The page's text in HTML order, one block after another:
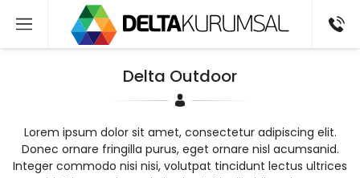
Delta Outdoor
Lorem ipsum dolor sit amet, consectetur adipiscing elit.
Donec ornare fringilla purus, eget ornare nisl acumsanid.
Integer commodo nisi nisi, volutpat tincidunt lectus ultrices